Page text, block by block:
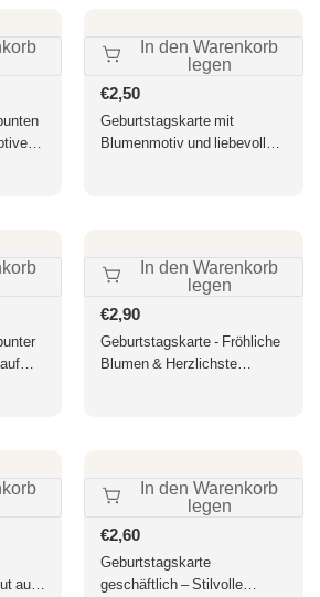
In den Warenkorb
legen
Normaler
Preis
€2,50
Geburtstagskarte mit
Blumenmotiv und liebevollen
In den Warenkorb
legen
Normaler
Preis
€2,90
Geburtstagskarte - Fröhliche
Blumen & Herzlichste
auf
In den Warenkorb
legen
Normaler
Preis
€2,60
Geburtstagskarte
geschäftlich – Stilvolle